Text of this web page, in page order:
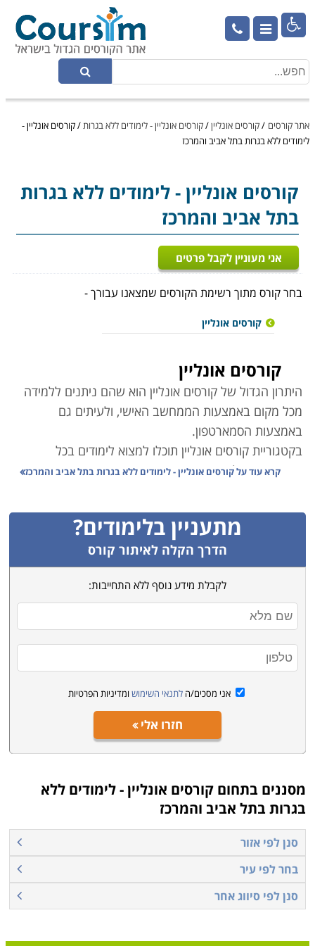

אתר קורסים /קורסים אונליין/קורסים אונליין - לימודים ללא בגרות/קורסים אונליין -
לימודים ללא בגרות בתל אביב והמרכז
קורסים אונליין - לימודים ללא בגרות
בתל אביב והמרכז
אני מעוניין לקבל פרטים
בחר קורס מתוך רשימת הקורסים שמצאנו עבורך -
קורסים אונליין
קורסים אונליין
היתרון הגדול של קורסים אונליין הוא שהם ניתנים ללמידה
מכל מקום באמצעות הממחשב האישי, ולעיתים גם
באמצעות הסמארטפון.
בקטגוריית קורסים אונליין תוכלו למצוא לימודים בכל
התחומים ובכל הרמות.
ושוק ההון, המחשבים והתוכנה, חינוך, עיצוב ואפילו ספורט.
קורסים רבים מועברים פרונטלית באמצעות מצלמת
המחשב ומאפשרים שיחה אינטרקטיבית בין המרצה
לתלמידים.
חלק מהקורסים הם בפורמט של קורסים מוקלטים –
הרצאות, בהם ניתן לקבל ידע נרחב בתחום המבוקש, לחזור
על חומר שנלמד ולהעמיק בידע הנרכש.
קראו בקטגוריית קורסים אונליין את פירוט הקורסים, בחרו את
הקורס המתאים, מלאו את הפרטים ונציג הקורס יצור אתכם
קשר בהקדם.
קרא עוד עלקורסים אונליין - לימודים ללא בגרות בתל אביב והמרכז
מתעניין בלימודים?
הדרך הקלה לאיתור קורס
לקבלת מידע נוסף ללא התחייבות:
אני מסכים/ה לתנאי השימוש ומדיניות הפרטיות
חזרו אלי
מסננים בתחום קורסים אונליין - לימודים ללא
בגרות בתל אביב והמרכז
סנן לפי אזור
בחר לפי עיר
סנן לפי סיווג אחר